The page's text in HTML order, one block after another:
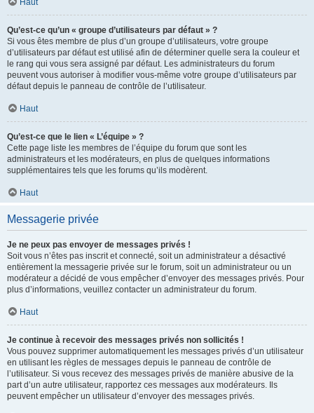
Haut
Qu’est-ce qu’un « groupe d’utilisateurs par défaut » ?
Si vous êtes membre de plus d’un groupe d’utilisateurs, votre groupe
d’utilisateurs par défaut est utilisé afin de déterminer quelle sera la couleur et
le rang qui vous sera assigné par défaut. Les administrateurs du forum
peuvent vous autoriser à modifier vous-même votre groupe d’utilisateurs par
défaut depuis le panneau de contrôle de l’utilisateur.
Haut
Qu’est-ce que le lien « L’équipe » ?
Cette page liste les membres de l’équipe du forum que sont les
administrateurs et les modérateurs, en plus de quelques informations
supplémentaires tels que les forums qu’ils modèrent.
Haut
Messagerie privée
Je ne peux pas envoyer de messages privés !
Soit vous n’êtes pas inscrit et connecté, soit un administrateur a désactivé
entièrement la messagerie privée sur le forum, soit un administrateur ou un
modérateur a décidé de vous empêcher d’envoyer des messages privés. Pour
plus d’informations, veuillez contacter un administrateur du forum.
Haut
Je continue à recevoir des messages privés non sollicités !
Vous pouvez supprimer automatiquement les messages privés d’un utilisateur
en utilisant les règles de messages depuis le panneau de contrôle de
l’utilisateur. Si vous recevez des messages privés de manière abusive de la
part d’un autre utilisateur, rapportez ces messages aux modérateurs. Ils
peuvent empêcher un utilisateur d’envoyer des messages privés.